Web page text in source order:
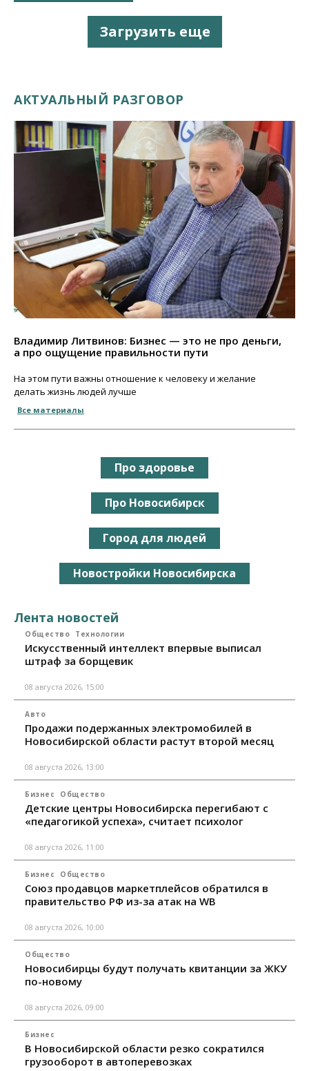
Загрузить еще
АКТУАЛЬНЫЙ РАЗГОВОР
Владимир Литвинов: Бизнес — это не про деньги,
а про ощущение правильности пути
На этом пути важны отношение к человеку и желание
делать жизнь людей лучше
Все материалы
Про здоровье
Про Новосибирск
Город для людей
Новостройки Новосибирска
Лента новостей
Общество Технологии
Искусственный интеллект впервые выписал
штраф за борщевик
08 августа 2026, 15:00
Авто
Продажи подержанных электромобилей в
Новосибирской области растут второй месяц
08 августа 2026, 13:00
Бизнес Общество
Детские центры Новосибирска перегибают с
«педагогикой успеха», считает психолог
08 августа 2026, 11:00
Бизнес Общество
Союз продавцов маркетплейсов обратился в
правительство РФ из-за атак на WB
08 августа 2026, 10:00
Общество
Новосибирцы будут получать квитанции за ЖКУ
по-новому
08 августа 2026, 09:00
Бизнес
В Новосибирской области резко сократился
грузооборот в автоперевозках